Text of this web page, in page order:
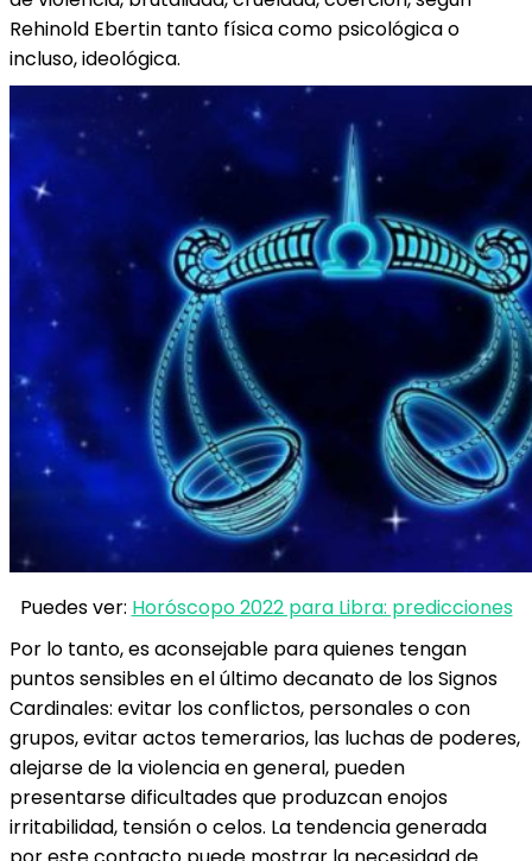
Rehinold Ebertin tanto física como psicológica o
incluso, ideológica.
Puedes ver: Horóscopo 2022 para Libra: predicciones
Por lo tanto, es aconsejable para quienes tengan
puntos sensibles en el último decanato de los Signos
Cardinales: evitar los conflictos, personales o con
grupos, evitar actos temerarios, las luchas de poderes,
alejarse de la violencia en general, pueden
presentarse dificultades que produzcan enojos
irritabilidad, tensión o celos. La tendencia generada